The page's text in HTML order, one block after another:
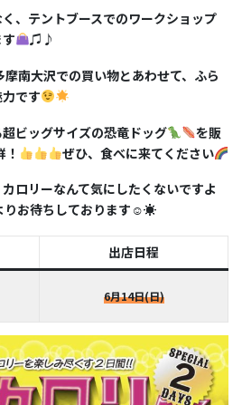
、テントブースでのワークショップ
♫♪
南大沢での買い物とあわせて、ふら
です
ビッグサイズの恐竜ドッグ
を販
ぜひ、食べに来てください
ロリーなんて気にしたくないですよ
りお待ちしております☺☀
出店日程
6月14日(日)